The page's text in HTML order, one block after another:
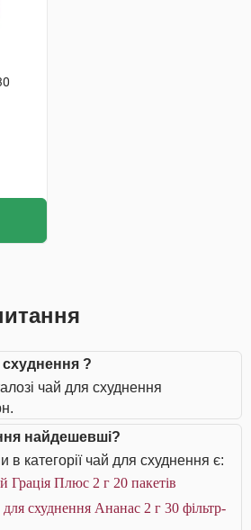
схуднення ?
чай для схуднення
найдешевші?
категорії чай для схуднення є:
Грація Плюс 2 г 20 пакетів
схуднення Ананас 2 г 30 фільтр-